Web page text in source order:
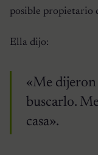
posible propietario
Ella dijo:
«Me dijeron
buscarlo.
casa».